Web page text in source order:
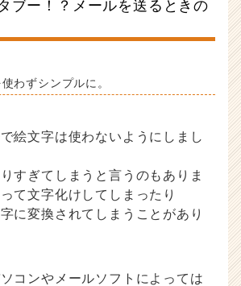
ブー！？メールを送るときの
わずシンプルに。
絵文字は使わないようにしまし
すぎてしまうと言うのもありま
て文字化けしてしまったり
に変換されてしまうことがあり
コンやメールソフトによっては